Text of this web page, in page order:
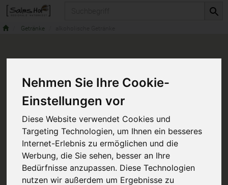
Nehmen Sie Ihre Cookie-
Einstellungen vor
Diese Website verwendet Cookies und
Targeting Technologien, um Ihnen ein besseres
Internet-Erlebnis zu ermöglichen und die
Werbung, die Sie sehen, besser an Ihre
Bedürfnisse anzupassen. Diese Technologien
nutzen wir außerdem um Ergebnisse zu
Getränke